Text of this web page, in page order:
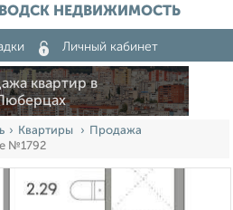
НЕДВИЖИМОСТЬ
Личный кабинет
квартир в
Квартиры
Продажа
№1792